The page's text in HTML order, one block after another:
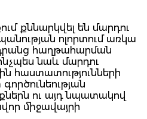
քննարկվել են մարդու
ոլորտում առկա
հաղթահարման
նաև մարդու
հաստատությունների
ու այդ նպատակով
միջավայրի